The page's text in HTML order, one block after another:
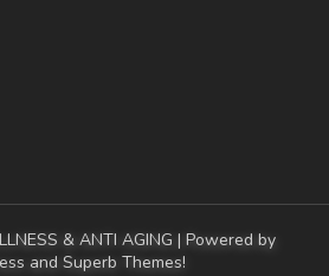
& ANTI AGING | Powered by
and Superb Themes!